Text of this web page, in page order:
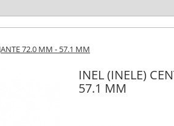
72.0 MM - 57.1 MM
INEL (INELE)
57.1 MM